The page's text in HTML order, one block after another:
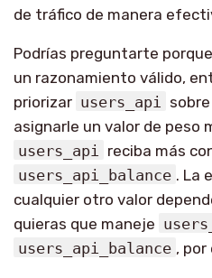
de tráfico de manera
Podrías preguntarte
un razonamiento válido,
priorizar users_api sobre
asignarle un valor de peso
users_api
reciba más
users_api_balance . La
cualquier otro valor
quieras que maneje
users_api_balance , por